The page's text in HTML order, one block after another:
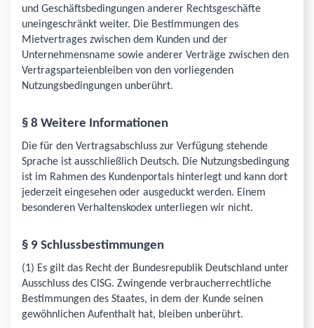
und Geschäftsbedingungen anderer Rechtsgeschäfte
uneingeschränkt weiter. Die Bestimmungen des
Mietvertrages zwischen dem Kunden und der
Unternehmensname sowie anderer Verträge zwischen den
Vertragsparteienbleiben von den vorliegenden
Nutzungsbedingungen unberührt.
§ 8 Weitere Informationen
Die für den Vertragsabschluss zur Verfügung stehende
Sprache ist ausschließlich Deutsch. Die Nutzungsbedingung
ist im Rahmen des Kundenportals hinterlegt und kann dort
jederzeit eingesehen oder ausgeduckt werden. Einem
besonderen Verhaltenskodex unterliegen wir nicht.
§ 9 Schlussbestimmungen
(1) Es gilt das Recht der Bundesrepublik Deutschland unter
Ausschluss des CISG. Zwingende verbraucherrechtliche
Bestimmungen des Staates, in dem der Kunde seinen
gewöhnlichen Aufenthalt hat, bleiben unberührt.